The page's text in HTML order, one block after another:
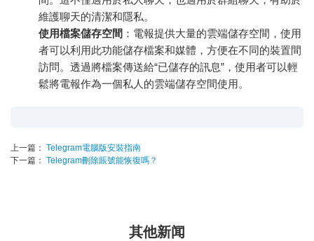
維護聊天的清潔和隱私。
使用檔案儲存空間 ：電報提供大量的雲端儲存空間，使用
者可以利用此功能儲存檔案和媒體，方便在不同的裝置間
訪問。透過將檔案傳送給“已儲存的訊息”，使用者可以輕
鬆將電報作為一個私人的雲端儲存空間使用。
上一篇： Telegram電腦版安裝指南
下一篇： Telegram刪除賬號能恢復嗎？
其他新闻